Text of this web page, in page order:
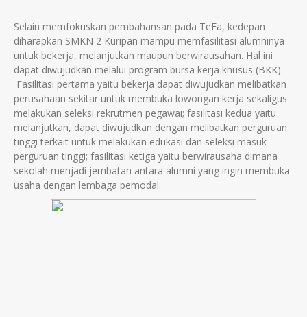
Selain memfokuskan pembahansan pada TeFa, kedepan
diharapkan SMKN 2 Kuripan mampu memfasilitasi alumninya
untuk bekerja, melanjutkan maupun berwirausahan. Hal ini
dapat diwujudkan melalui program bursa kerja khusus (BKK).
Fasilitasi pertama yaitu bekerja dapat diwujudkan melibatkan
perusahaan sekitar untuk membuka lowongan kerja sekaligus
melakukan seleksi rekrutmen pegawai; fasilitasi kedua yaitu
melanjutkan, dapat diwujudkan dengan melibatkan perguruan
tinggi terkait untuk melakukan edukasi dan seleksi masuk
perguruan tinggi; fasilitasi ketiga yaitu berwirausaha dimana
sekolah menjadi jembatan antara alumni yang ingin membuka
usaha dengan lembaga pemodal.